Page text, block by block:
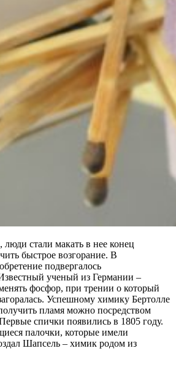
люди стали макать в нее конец
быстрое возгорание. В
подвергалось
ученый из Германии –
фосфор, при трении о который
Успешному химику Бертолле
пламя можно посредством
спички появились в 1805 году.
палочки, которые имели
Шапсель – химик родом из